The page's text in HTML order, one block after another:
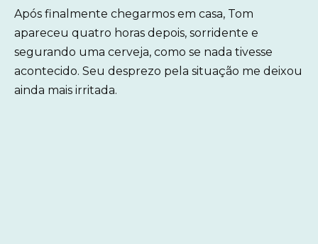
Após finalmente chegarmos em casa, Tom
apareceu quatro horas depois, sorridente e
segurando uma cerveja, como se nada tivesse
acontecido. Seu desprezo pela situação me deixou
ainda mais irritada.